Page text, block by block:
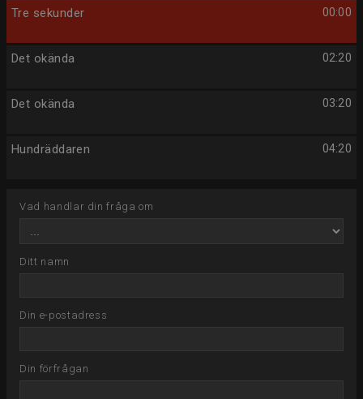
00:00
Tre sekunder
02:20
Det okända
03:20
Det okända
04:20
Hundräddaren
Vad handlar din fråga om
Ditt namn
Din e-postadress
Din förfrågan